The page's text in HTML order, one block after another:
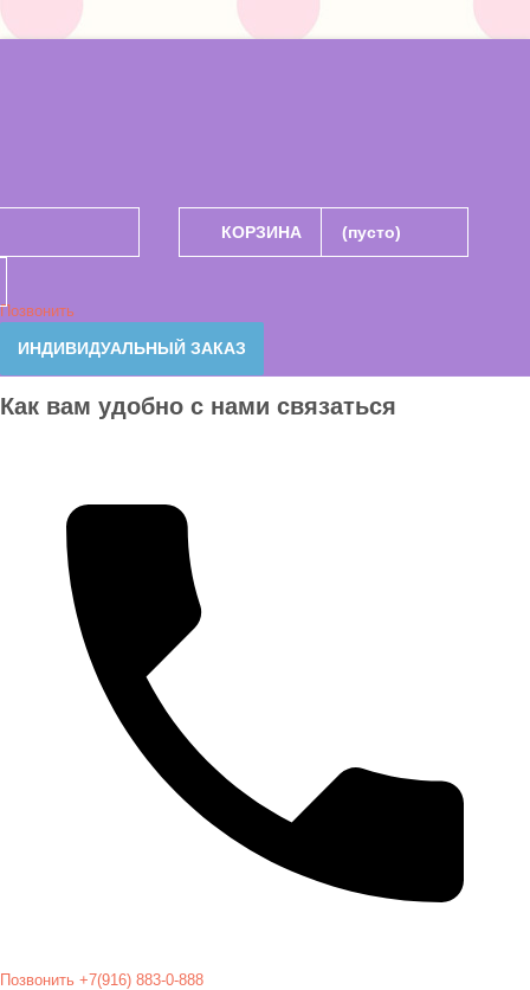
Позвонить
ИНДИВИДУАЛЬНЫЙ ЗАКАЗ
КОРЗИНА (пусто)
Как вам удобно с нами связаться
Позвонить +7(916) 883-0-888